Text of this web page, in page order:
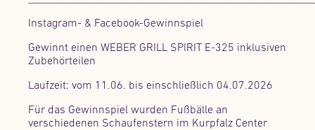
Instagram- & Facebook-Gewinnspiel
Gewinnt einen WEBER GRILL SPIRIT E-325 inklusiven
Zubehörteilen
Laufzeit: vom 11.06. bis einschließlich 04.07.2026
Für das Gewinnspiel wurden Fußbälle an
verschiedenen Schaufenstern im Kurpfalz Center